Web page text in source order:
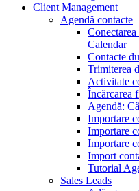
Client Management
Agendă contacte
Calendar
Contacte
Trimiterea
Activitate
Încărcarea
Agendă:
Importare
Importare
Importare
Import
Tutorial
Sales Leads